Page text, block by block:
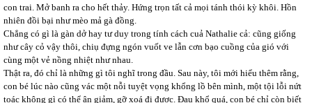
con trai. Mở banh ra cho hết thảy. Hứng trọn tất cả mọi tánh thói kỳ khôi. Hồn
nhiên đồi bại như mèo mả gà đồng.
Chẳng có gì là gàn dở hay tư duy trong tính cách cuả Nathalie cả: cũng giống
như cây cỏ vậy thôi, chiụ đựng ngón vuốt ve lẫn cơn bạo cuồng của gió với
cùng một vẻ nồng nhiệt như nhau.
Thật ra, đó chỉ là những gì tôi nghĩ trong đầu. Sau này, tôi mới hiểu thêm rằng,
con bé lúc nào cũng vác một nỗi tuyệt vọng khổng lồ bên mình, một tội lỗi nứt
toác không gì có thể ân giảm, gỡ xoá đi được. Đau khổ quá, con bé chỉ còn biết